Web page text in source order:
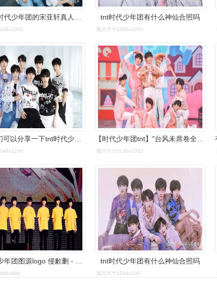
tnt时代少年团有什么神仙合照吗
图片尺寸2000x1356
爆米花们可以分享一下tnt时代少年团的神仙图片吗 【时代少年团tnt】"台风未席卷全球,时代终将继续"tnt雄起!
图片尺寸2130x1332
tnt时代少年团图源logo 侵歉删 - 堆糖,美图壁纸兴趣社区 tnt时代少年团有什么神仙合照吗
图片尺寸1244x700